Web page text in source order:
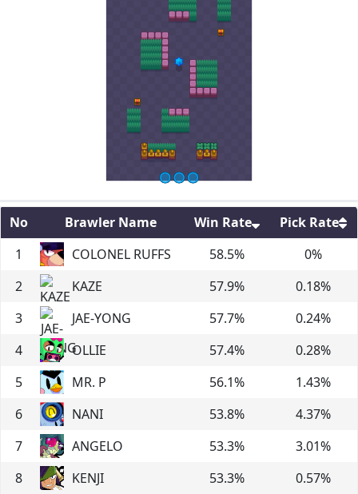
No Brawler Name Win Rate
Pick Rate
1
COLONEL RUFFS 58.5% 0%
2
KAZE 57.9% 0.18%
3
JAE-YONG 57.7% 0.24%
4
OLLIE 57.4% 0.28%
5
MR. P 56.1% 1.43%
6
NANI 53.8% 4.37%
7
ANGELO 53.3% 3.01%
8
KENJI 53.3% 0.57%